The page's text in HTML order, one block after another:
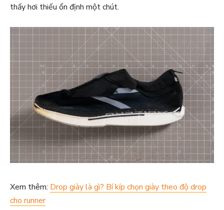
thấy hơi thiếu ổn định một chút.
Xem thêm: Drop giày là gì? Bí kíp chọn giày theo độ drop
cho runner